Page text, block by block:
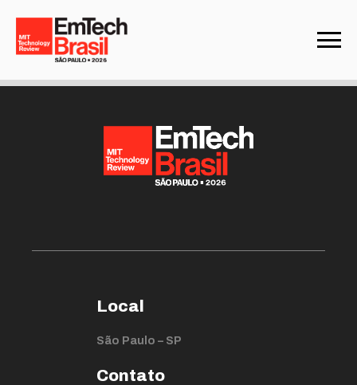
Not found
Local
São Paulo – SP
Contato